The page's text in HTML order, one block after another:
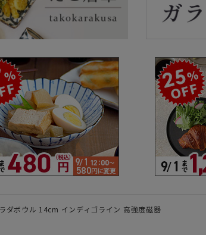
で探す
器
素材で探す
- 磁器製
- 木製
- ガラス製
- 樹脂製
ダボウル 14cm インディゴライン 高強度磁器